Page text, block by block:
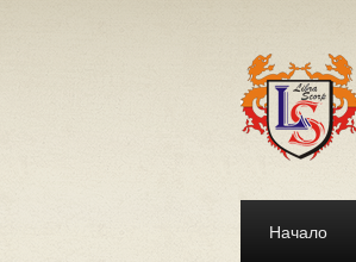
Начало